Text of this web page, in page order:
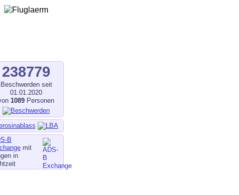
238779
Beschwerden seit
01.01.2020
1089 Personen
B
mit
in